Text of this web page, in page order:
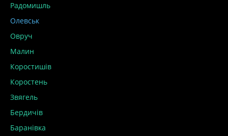
Радомишль
Олевськ
Овруч
Малин
Коростишів
Коростень
Звягель
Бердичів
Баранівка